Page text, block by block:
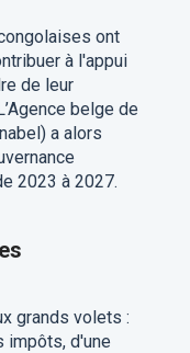
ont
à l'appui
de leur
belge de
a alors
2023 à 2027.
grands volets :
impôts, d'une